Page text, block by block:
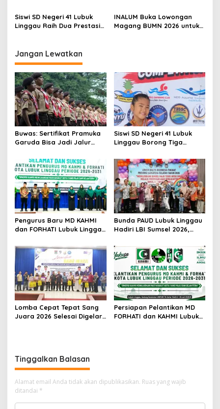
Penerima Penghargaan
Spesial
di Aula Embun Semimbar
UNPARI
Siswi SD Negeri 41 Lubuk
Linggau Raih Dua Prestasi
INALUM Buka Lowongan
Magang BUMN 2026 untuk
Jangan Lewatkan
Buwas: Sertifikat Pramuka
Garuda Bisa Jadi Jalur
dan Perguruan Tinggi
Siswi SD Negeri 41 Lubuk
Linggau Borong Tiga
Kejuaraan Akuatik
Indonesia Palembang
Pengurus Baru MD KAHMI
dan FORHATI Lubuk Linggau
Bersinergi Bangun Daerah
Bunda PAUD Lubuk Linggau
Hadiri LBI Sumsel 2026,
Keluarga dalam Tumbuh
Kembang Anak
Lomba Cepat Tepat Sang
Juara 2026 Selesai Digelar,
Persiapan Pelantikan MD
FORHATI dan KAHMI Lubuk
Tinggalkan Balasan
Alamat email Anda tidak akan dipublikasikan. Ruas yang wajib
ditandai *